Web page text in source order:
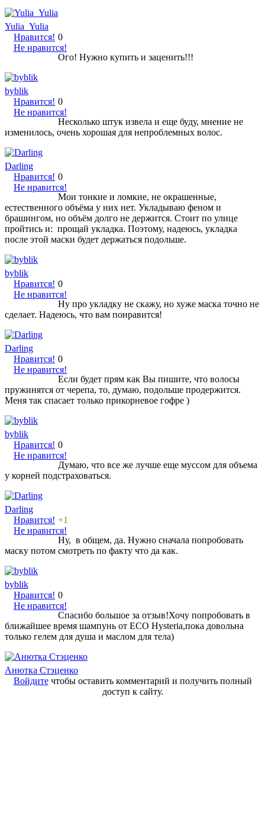
Yulia_Yulia
Нравится!
Не нравится!
0
Ого! Нужно купить и заценить!!!
byblik
Нравится!
Не нравится!
0
Несколько штук извела и еще буду, мнение не
изменилось, очень хорошая для непроблемных волос.
Darling
Нравится!
Не нравится!
0
Мои тонкие и ломкие, не окрашенные,
естественного объёма у них нет. Укладываю феном и
брашингом, но объём долго не держится. Стоит по улице
пройтись и: прощай укладка. Поэтому, надеюсь, укладка
после этой маски будет держаться подольше.
byblik
Нравится!
Не нравится!
0
Ну про укладку не скажу, но хуже маска точно не
сделает. Надеюсь, что вам понравится!
Darling
Нравится!
Не нравится!
0
Если будет прям как Вы пишите, что волосы
пружинятся от черепа, то, думаю, подольше продержится.
Меня так спасает только прикорневое гофре )
byblik
Нравится!
Не нравится!
0
Думаю, что все же лучше еще муссом для объема
у корней подстраховаться.
Darling
Нравится!
Не нравится!
+1
Ну, в общем, да. Нужно сначала попробовать
маску потом смотреть по факту что да как.
byblik
Нравится!
Не нравится!
0
Спасибо большое за отзыв!Хочу попробовать в
ближайшее время шампунь от ECO Hysteria,пока довольна
только гелем для душа и маслом для тела)
Анютка Стэценко
Войдитечтобы оставить комментарий и получить полный
доступ к сайту.